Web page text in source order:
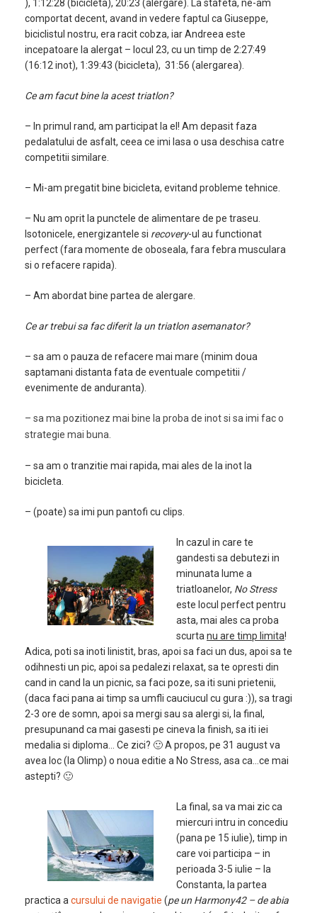
), 1:12:28 (bicicleta), 20:23 (alergare). La stafeta, ne-am
comportat decent, avand in vedere faptul ca Giuseppe,
biciclistul nostru, era racit cobza, iar Andreea este
incepatoare la alergat – locul 23, cu un timp de 2:27:49
(16:12 inot), 1:39:43 (bicicleta), 31:56 (alergarea).
Ce am facut bine la acest triatlon?
– In primul rand, am participat la el! Am depasit faza
pedalatului de asfalt, ceea ce imi lasa o usa deschisa catre
competitii similare.
– Mi-am pregatit bine bicicleta, evitand probleme tehnice.
– Nu am oprit la punctele de alimentare de pe traseu.
Isotonicele, energizantele si recovery-ul au functionat
perfect (fara momente de oboseala, fara febra musculara
si o refacere rapida).
– Am abordat bine partea de alergare.
Ce ar trebui sa fac diferit la un triatlon asemanator?
– sa am o pauza de refacere mai mare (minim doua
saptamani distanta fata de eventuale competitii /
evenimente de anduranta).
– sa ma pozitionez mai bine la proba de inot si sa imi fac o
strategie mai buna.
– sa am o tranzitie mai rapida, mai ales de la inot la
bicicleta.
– (poate) sa imi pun pantofi cu clips.
In cazul in care te
gandesti sa debutezi in
minunata lume a
triatloanelor, No Stress
este locul perfect pentru
asta, mai ales ca proba
scurta nu are timp limita!
Adica, poti sa inoti linistit, bras, apoi sa faci un dus, apoi sa te
odihnesti un pic, apoi sa pedalezi relaxat, sa te opresti din
cand in cand la un picnic, sa faci poze, sa iti suni prietenii,
(daca faci pana ai timp sa umfli cauciucul cu gura :)), sa tragi
2-3 ore de somn, apoi sa mergi sau sa alergi si, la final,
presupunand ca mai gasesti pe cineva la finish, sa iti iei
medalia si diploma… Ce zici? 🙂 A propos, pe 31 august va
avea loc (la Olimp) o noua editie a No Stress, asa ca…ce mai
astepti? 🙂
La final, sa va mai zic ca
miercuri intru in concediu
(pana pe 15 iulie), timp in
care voi participa – in
perioada 3-5 iulie – la
Constanta, la partea
practica a cursului de navigatie (pe un Harmony42 – de abia